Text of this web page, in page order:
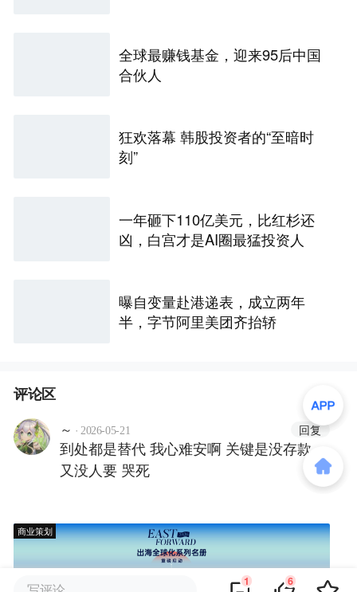
全球最赚钱基金，迎来95后中国
合伙人
狂欢落幕 韩股投资者的“至暗时
刻”
一年砸下110亿美元，比红杉还
凶，白宫才是AI圈最猛投资人
曝自变量赴港递表，成立两年
半，字节阿里美团齐抬轿
评论区
～ · 2026-05-21 回复
到处都是替代 我心难安啊 关键是没存款
又没人要 哭死
商业策划
1 6